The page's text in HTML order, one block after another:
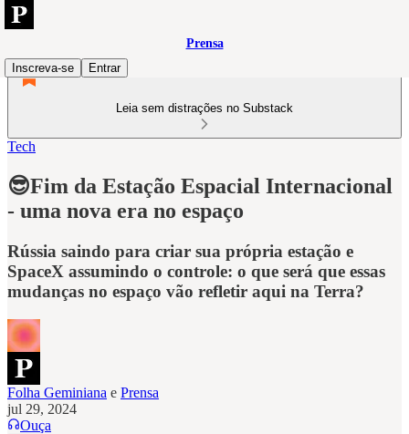
Prensa
Inscreva-se
Entrar
Leia sem distrações no Substack
Tech
😎Fim da Estação Espacial Internacional
- uma nova era no espaço
Rússia saindo para criar sua própria estação e
SpaceX assumindo o controle: o que será que essas
mudanças no espaço vão refletir aqui na Terra?
Folha Geminiana e Prensa
jul 29, 2024
Ouça